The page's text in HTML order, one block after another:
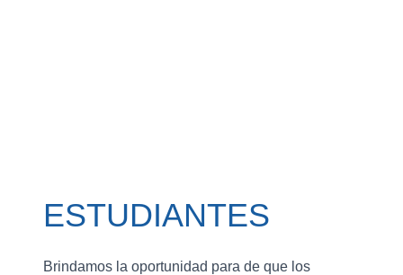
ESTUDIANTES
Brindamos la oportunidad para de que los